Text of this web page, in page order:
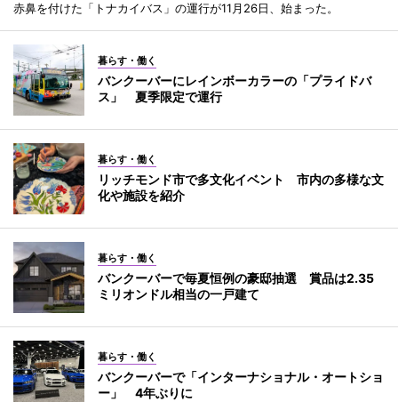
赤鼻を付けた「トナカイバス」の運行が11月26日、始まった。
暮らす・働く
バンクーバーにレインボーカラーの「プライドバ
ス」 夏季限定で運行
暮らす・働く
リッチモンド市で多文化イベント 市内の多様な文
化や施設を紹介
暮らす・働く
バンクーバーで毎夏恒例の豪邸抽選 賞品は2.35
ミリオンドル相当の一戸建て
暮らす・働く
バンクーバーで「インターナショナル・オートショ
ー」 4年ぶりに